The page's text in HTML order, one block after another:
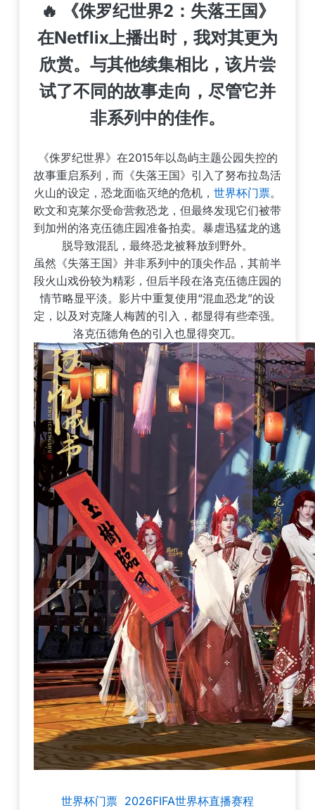
🔥 《侏罗纪世界2：失落王国》
在Netflix上播出时，我对其更为
欣赏。与其他续集相比，该片尝
试了不同的故事走向，尽管它并
非系列中的佳作。
《侏罗纪世界》在2015年以岛屿主题公园失控的
故事重启系列，而《失落王国》引入了努布拉岛活
火山的设定，恐龙面临灭绝的危机， 世界杯门票。
欧文和克莱尔受命营救恐龙，但最终发现它们被带
到加州的洛克伍德庄园准备拍卖。暴虐迅猛龙的逃
脱导致混乱，最终恐龙被释放到野外。
虽然《失落王国》并非系列中的顶尖作品，其前半
段火山戏份较为精彩，但后半段在洛克伍德庄园的
情节略显平淡。影片中重复使用“混血恐龙”的设
定，以及对克隆人梅茜的引入，都显得有些牵强。
洛克伍德角色的引入也显得突兀。
世界杯门票 2026FIFA世界杯直播赛程